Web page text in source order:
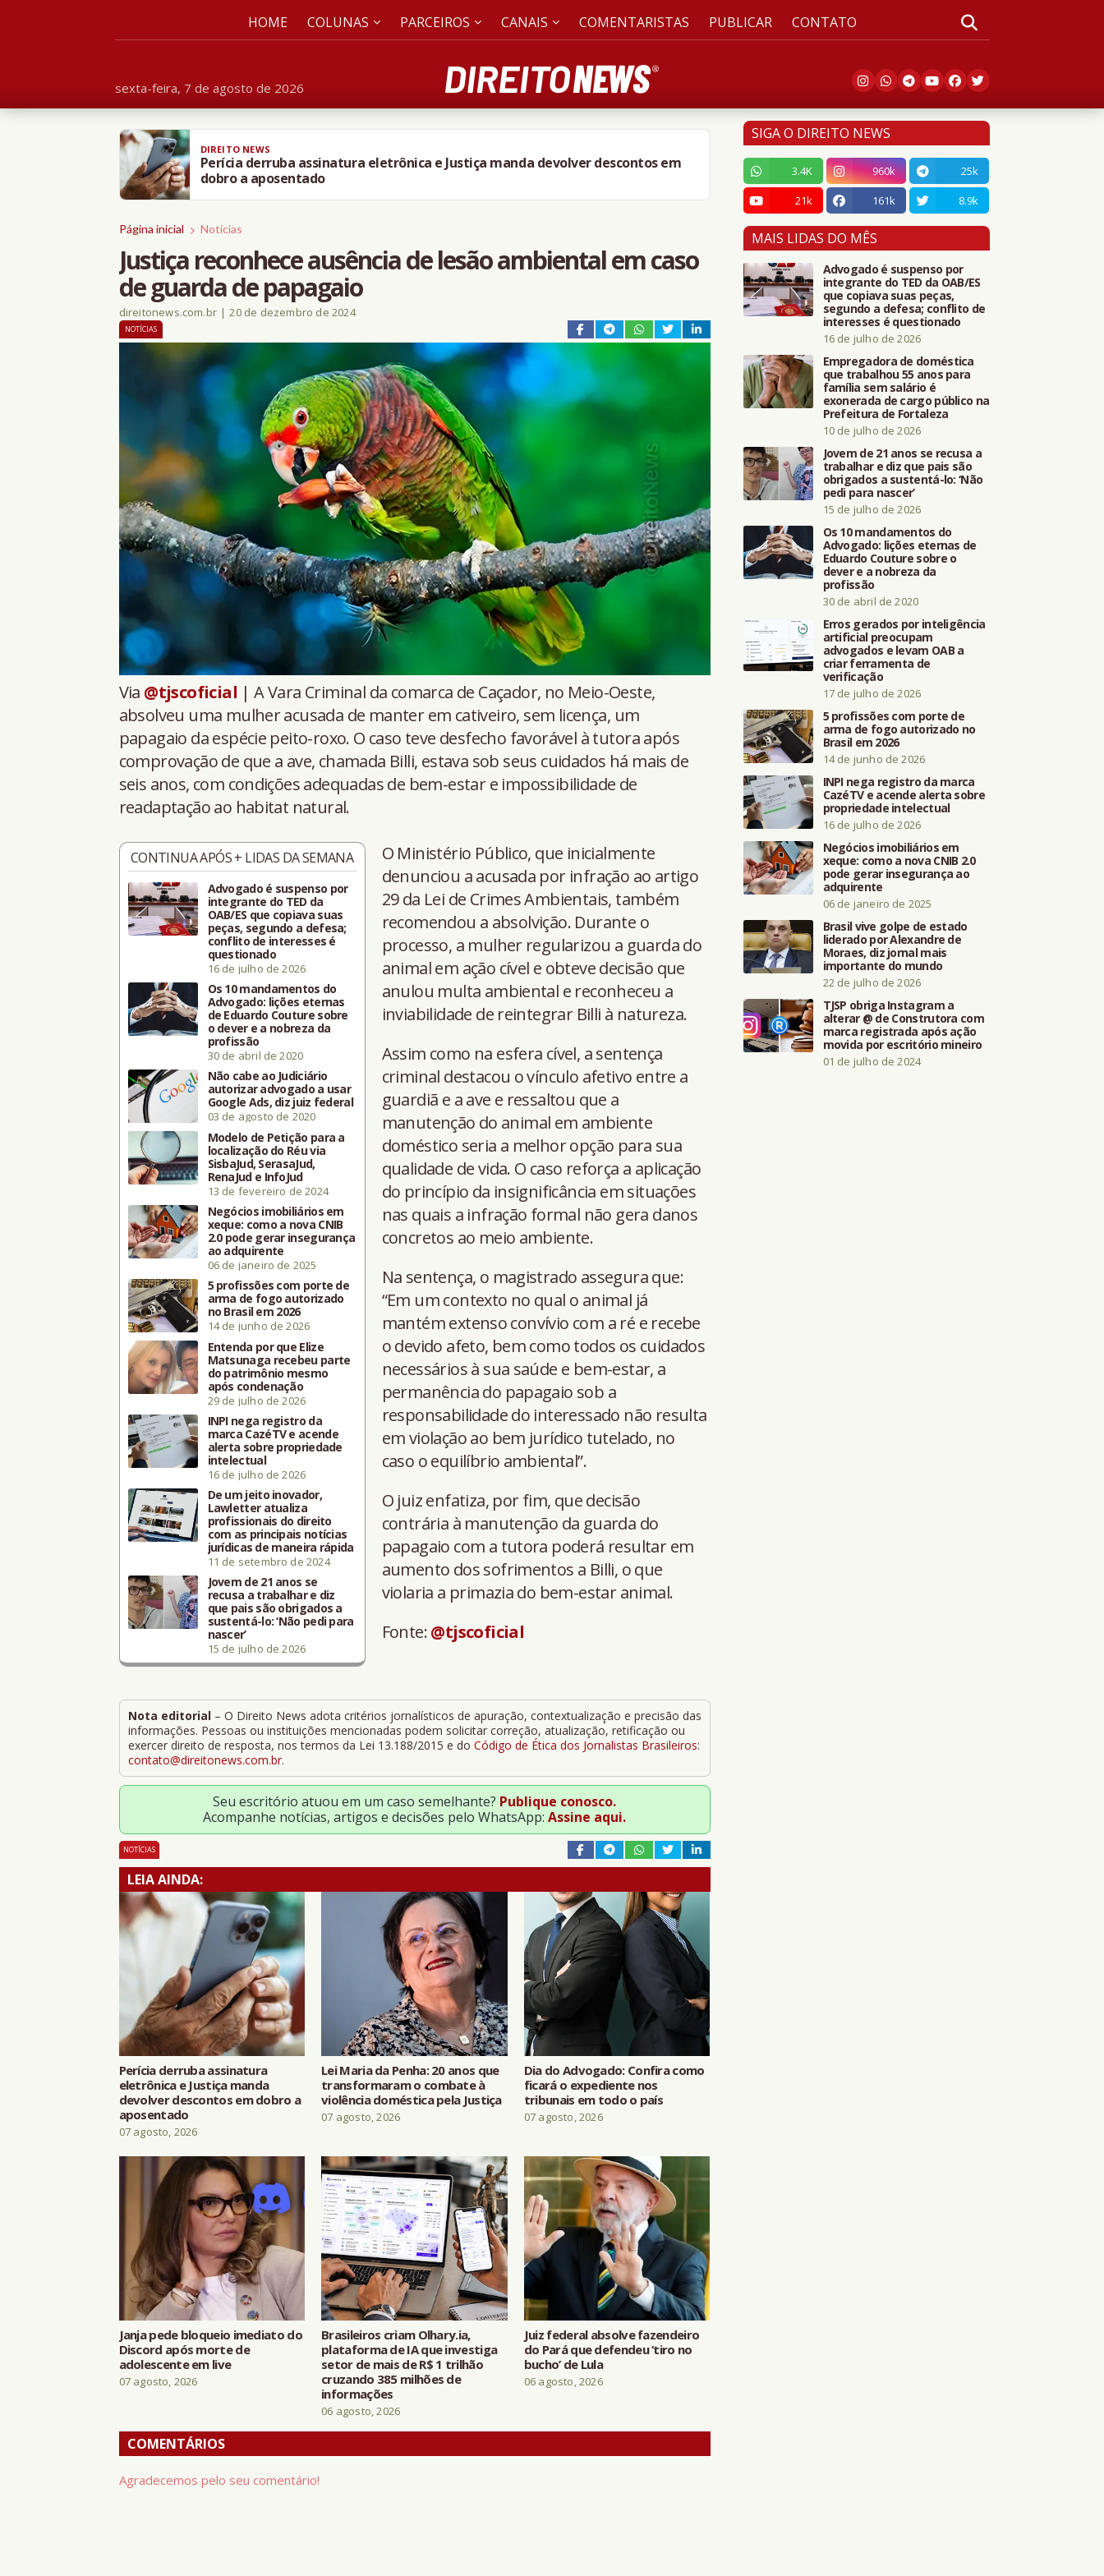
sexta-feira, 7 de agosto de 2026
HOME COLUNAS PARCEIROS CANAIS COMENTARISTAS PUBLICAR CONTATO
DIREITO NEWS
Perícia derruba assinatura eletrônica e Justiça manda devolver descontos em
dobro a aposentado
Página inicial Notícias
Justiça reconhece ausência de lesão ambiental em caso
de guarda de papagaio
direitonews.com.br | 20 de dezembro de 2024
NOTÍCIAS
Via @tjscoficial | A Vara Criminal da comarca de Caçador, no Meio-Oeste,
absolveu uma mulher acusada de manter em cativeiro, sem licença, um
papagaio da espécie peito-roxo. O caso teve desfecho favorável à tutora após
comprovação de que a ave, chamada Billi, estava sob seus cuidados há mais de
seis anos, com condições adequadas de bem-estar e impossibilidade de
readaptação ao habitat natural.
CONTINUA APÓS + LIDAS DA SEMANA
Advogado é suspenso por
integrante do TED da
OAB/ES que copiava suas
peças, segundo a defesa;
conflito de interesses é
questionado
16 de julho de 2026
Os 10 mandamentos do
Advogado: lições eternas
de Eduardo Couture sobre
o dever e a nobreza da
profissão
30 de abril de 2020
Não cabe ao Judiciário
autorizar advogado a usar
Google Ads, diz juiz federal
03 de agosto de 2020
Modelo de Petição para a
localização do Réu via
SisbaJud, SerasaJud,
RenaJud e InfoJud
13 de fevereiro de 2024
Negócios imobiliários em
xeque: como a nova CNIB
2.0 pode gerar insegurança
ao adquirente
06 de janeiro de 2025
5 profissões com porte de
arma de fogo autorizado
no Brasil em 2026
14 de junho de 2026
Entenda por que Elize
Matsunaga recebeu parte
do patrimônio mesmo
após condenação
29 de julho de 2026
INPI nega registro da
marca CazéTV e acende
alerta sobre propriedade
intelectual
16 de julho de 2026
De um jeito inovador,
Lawletter atualiza
profissionais do direito
com as principais notícias
jurídicas de maneira rápida
11 de setembro de 2024
Jovem de 21 anos se
recusa a trabalhar e diz
que pais são obrigados a
sustentá-lo: ‘Não pedi para
nascer’
15 de julho de 2026
O Ministério Público, que inicialmente
denunciou a acusada por infração ao artigo
29 da Lei de Crimes Ambientais, também
recomendou a absolvição. Durante o
processo, a mulher regularizou a guarda do
animal em ação cível e obteve decisão que
anulou multa ambiental e reconheceu a
inviabilidade de reintegrar Billi à natureza.
Assim como na esfera cível, a sentença
criminal destacou o vínculo afetivo entre a
guardiã e a ave e ressaltou que a
manutenção do animal em ambiente
doméstico seria a melhor opção para sua
qualidade de vida. O caso reforça a aplicação
do princípio da insignificância em situações
nas quais a infração formal não gera danos
concretos ao meio ambiente.
Na sentença, o magistrado assegura que:
“Em um contexto no qual o animal já
mantém extenso convívio com a ré e recebe
o devido afeto, bem como todos os cuidados
necessários à sua saúde e bem-estar, a
permanência do papagaio sob a
responsabilidade do interessado não resulta
em violação ao bem jurídico tutelado, no
caso o equilíbrio ambiental”.
O juiz enfatiza, por fim, que decisão
contrária à manutenção da guarda do
papagaio com a tutora poderá resultar em
aumento dos sofrimentos a Billi, o que
violaria a primazia do bem-estar animal.
Fonte:@tjscoficial
Nota editorial– O Direito News adota critérios jornalísticos de apuração, contextualização e precisão das
informações. Pessoas ou instituições mencionadas podem solicitar correção, atualização, retificação ou
exercer direito de resposta, nos termos da Lei 13.188/2015 e do Código de Ética dos Jornalistas Brasileiros:
contato@direitonews.com.br.
Seu escritório atuou em um caso semelhante? Publique conosco.
Acompanhe notícias, artigos e decisões pelo WhatsApp: Assine aqui.
NOTÍCIAS
LEIA AINDA:
Perícia derruba assinatura
eletrônica e Justiça manda
devolver descontos em dobro a
aposentado
07 agosto, 2026
Lei Maria da Penha: 20 anos que
transformaram o combate à
violência doméstica pela Justiça
07 agosto, 2026
Dia do Advogado: Confira como
ficará o expediente nos
tribunais em todo o país
07 agosto, 2026
Janja pede bloqueio imediato do
Discord após morte de
adolescente em live
07 agosto, 2026
Brasileiros criam Olhary.ia,
plataforma de IA que investiga
setor de mais de R$ 1 trilhão
cruzando 385 milhões de
informações
06 agosto, 2026
Juiz federal absolve fazendeiro
do Pará que defendeu ‘tiro no
bucho’ de Lula
06 agosto, 2026
COMENTÁRIOS
Agradecemos pelo seu comentário!
SIGA O DIREITO NEWS
3.4K 960k
25k
21k
161k 8.9k
MAIS LIDAS DO MÊS
Advogado é suspenso por
integrante do TED da OAB/ES
que copiava suas peças,
segundo a defesa; conflito de
interesses é questionado
16 de julho de 2026
Empregadora de doméstica
que trabalhou 55 anos para
família sem salário é
exonerada de cargo público na
Prefeitura de Fortaleza
10 de julho de 2026
Jovem de 21 anos se recusa a
trabalhar e diz que pais são
obrigados a sustentá-lo: ‘Não
pedi para nascer’
15 de julho de 2026
Os 10 mandamentos do
Advogado: lições eternas de
Eduardo Couture sobre o
dever e a nobreza da
profissão
30 de abril de 2020
Erros gerados por inteligência
artificial preocupam
advogados e levam OAB a
criar ferramenta de
verificação
17 de julho de 2026
5 profissões com porte de
arma de fogo autorizado no
Brasil em 2026
14 de junho de 2026
INPI nega registro da marca
CazéTV e acende alerta sobre
propriedade intelectual
16 de julho de 2026
Negócios imobiliários em
xeque: como a nova CNIB 2.0
pode gerar insegurança ao
adquirente
06 de janeiro de 2025
Brasil vive golpe de estado
liderado por Alexandre de
Moraes, diz jornal mais
importante do mundo
22 de julho de 2026
TJSP obriga Instagram a
alterar @ de Construtora com
marca registrada após ação
movida por escritório mineiro
01 de julho de 2024